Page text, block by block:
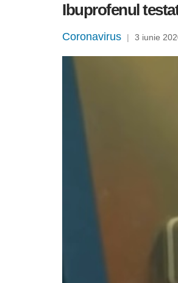
Ibuprofenul
Coronavirus | 3 iunie